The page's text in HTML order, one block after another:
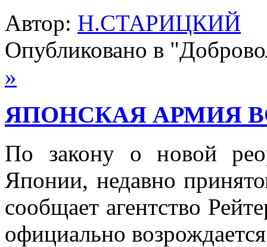
Автор: Н.СТАРИЦКИЙ
Опубликовано в
»
ЯПОНСКАЯ АРМИЯ
По закону о новой
Японии, недавно
сообщает агентство
официально